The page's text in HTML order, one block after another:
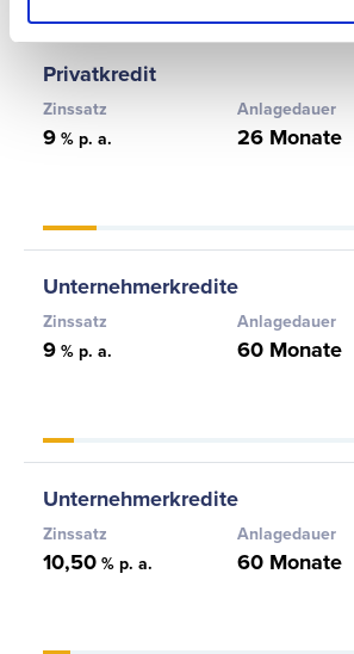
Privatkredit
Zinssatz
9% p. a.
Anlagedauer
26 Monate
Unternehmerkredite
Zinssatz
9% p. a.
Anlagedauer
60 Monate
Unternehmerkredite
Zinssatz
10,50% p. a.
Anlagedauer
60 Monate